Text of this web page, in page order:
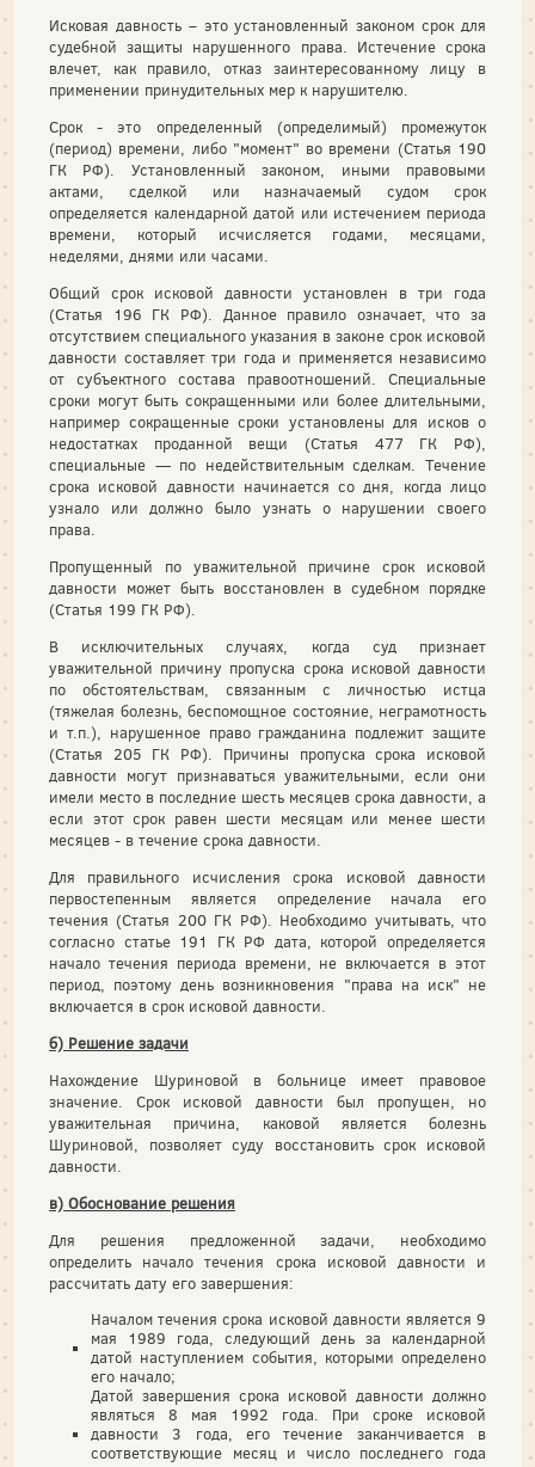
Исковая дав­ность – это установленный законом срок для
судебной защиты нарушенного права. Истечение срока
влечет, как правило, отказ заинтересованному лицу в
применении принудительных мер к нарушителю.
Срок - это определенный (определимый) промежуток
(период) времени, либо "момент" во времени (Статья 190
ГК РФ). Установленный законом, иными правовыми
актами, сделкой или назначаемый судом срок
определяется календарной датой или истечением периода
времени, который исчисляется годами, месяцами,
неделями, днями или часами.
Общий срок исковой давности установлен в три года
(Статья 196 ГК РФ). Данное правило означает, что за
отсутствием специального указания в законе срок исковой
давности составляет три года и применяется независимо
от субъектного состава правоотношений. Специальные
сроки могут быть сокращенными или более длительными,
например сокращенные сроки установлены для исков о
недостатках проданной вещи (Статья 477 ГК РФ),
специальные — по недействительным сделкам. Течение
срока иско­вой давности начинается со дня, когда лицо
узнало или должно было узнать о нарушении своего
права.
Пропущенный по уважительной причине срок исковой
давности может быть восстановлен в судебном порядке
(Статья 199 ГК РФ).
В исключительных случаях, когда суд признает
уважительной причину пропуска срока исковой давности
по обстоятельствам, связанным с личностью истца
(тяжелая болезнь, беспомощное состояние, неграмотность
и т.п.), нарушенное право гражданина подлежит защите
(Статья 205 ГК РФ). Причины пропуска срока исковой
давности могут признаваться уважительными, если они
имели место в последние шесть месяцев срока давности, а
если этот срок равен шести месяцам или менее шести
месяцев - в течение срока давности.
Для правильного исчисления срока исковой давности
первостепенным является определение начала его
течения (Статья 200 ГК РФ). Необходимо учитывать, что
согласно статье 191 ГК РФ дата, которой определяется
начало течения периода времени, не включается в этот
период, поэтому день возникновения "права на иск" не
включается в срок исковой давности.
б) Решение задачи
Нахождение Шуриновой в больнице имеет правовое
значение. Срок исковой давности был пропущен, но
уважительная причина, каковой является болезнь
Шуриновой, позволяет суду восстановить срок исковой
давности.
в) Обоснование решения
Для решения предложенной задачи, необходимо
определить начало течения срока исковой давности и
рассчитать дату его завершения:
Началом течения срока исковой давности является 9
мая 1989 года, следующий день за календарной
датой наступлением события, которыми определено
его начало;
Датой завершения срока исковой давности должно
являться 8 мая 1992 года. При сроке исковой
давности 3 года, его течение заканчивается в
соответствующие месяц и число последнего года